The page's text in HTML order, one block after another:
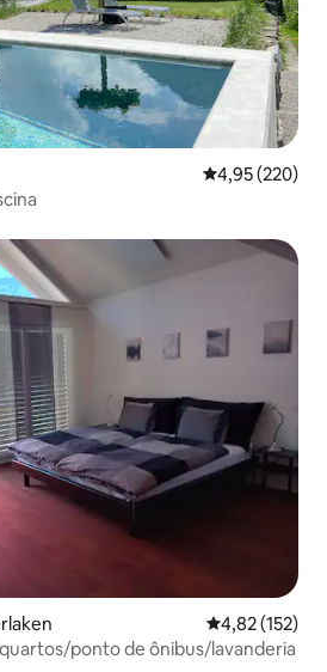
4,95 de uma
4,95 (220)
4,82 de uma
4,82 (152)
ponto de ônibus/lavanderia